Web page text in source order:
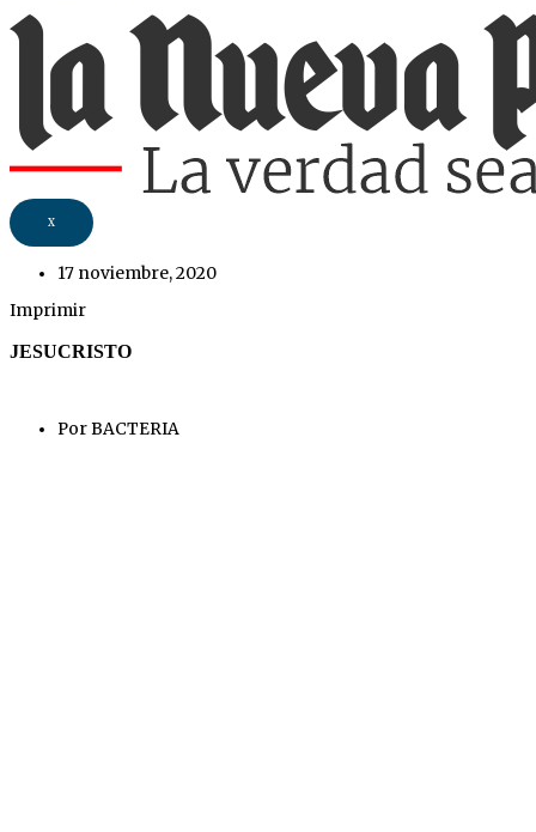
X
17 noviembre, 2020
Imprimir
JESUCRISTO
Por BACTERIA